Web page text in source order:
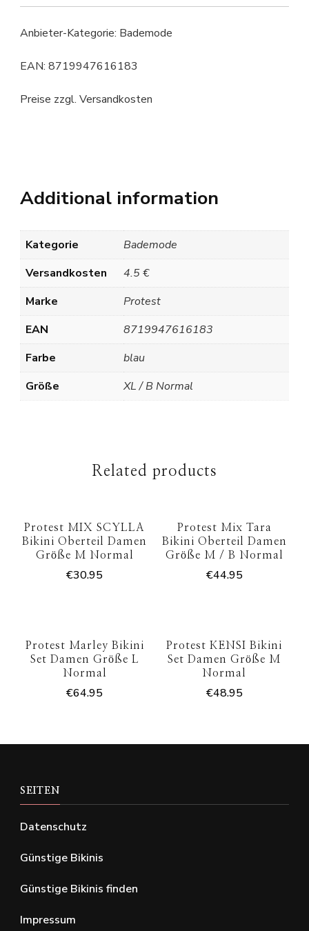
Anbieter-Kategorie: Bademode
EAN: 8719947616183
Preise zzgl. Versandkosten
Additional information
Kategorie
Bademode
Versandkosten
4.5 €
Marke
Protest
EAN
8719947616183
Farbe
blau
Größe
XL / B Normal
Related products
Protest MIX SCYLLA
Bikini Oberteil Damen
Größe M Normal
€30.95
Protest Mix Tara
Bikini Oberteil Damen
Größe M / B Normal
€44.95
Protest Marley Bikini
Set Damen Größe L
Normal
€64.95
Protest KENSI Bikini
Set Damen Größe M
Normal
€48.95
SEITEN
Datenschutz
Günstige Bikinis
Günstige Bikinis finden
Impressum